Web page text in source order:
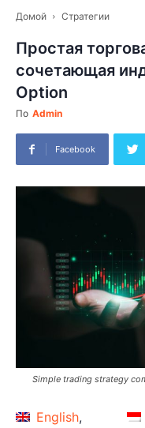
Домой Стратегии
Простая
сочетающая
Option
По Admin
Facebook
Simple trading strategy
English